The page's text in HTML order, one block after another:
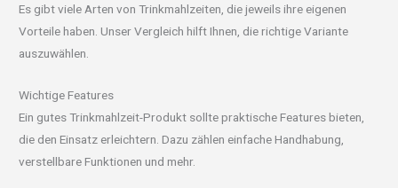
Es gibt viele Arten von Trinkmahlzeiten, die jeweils ihre eigenen
Vorteile haben. Unser Vergleich hilft Ihnen, die richtige Variante
auszuwählen.
Wichtige Features
Ein gutes Trinkmahlzeit-Produkt sollte praktische Features bieten,
die den Einsatz erleichtern. Dazu zählen einfache Handhabung,
verstellbare Funktionen und mehr.